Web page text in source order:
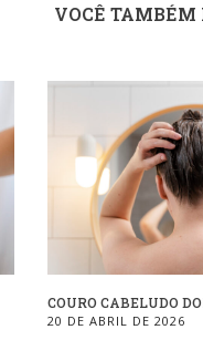
VOCÊ TAMBÉM
COURO CABELUDO
20 DE ABRIL DE 2026